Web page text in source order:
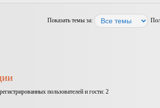
Показать темы за:
пользователей и гости: 2